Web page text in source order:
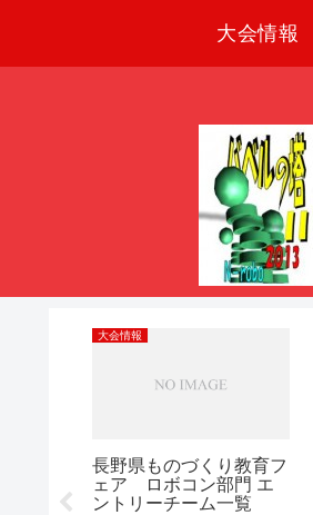
大会情報
大会情報
長野県ものづくり教育フ
ェア ロボコン部門 エ
ントリーチーム一覧